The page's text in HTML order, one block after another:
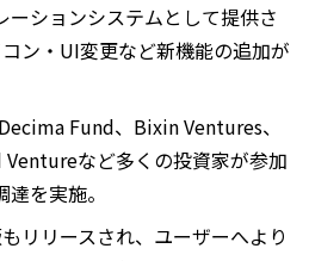
ーションシステムとして提供さ
ン・UI変更など新機能の追加が
Fund、Bixin Ventures、
など多くの投資家が参加
を実施。
リリースされ、ユーザーへより